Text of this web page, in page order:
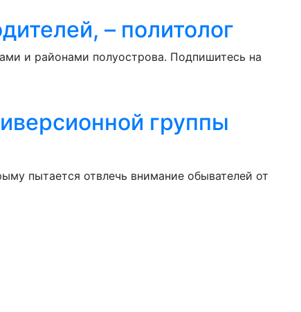
– политолог
и районами полуострова. Подпишитесь на
группы
пытается отвлечь внимание обывателей от